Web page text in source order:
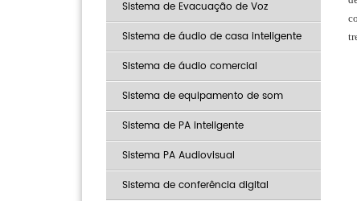
Sistema de Evacuação de Voz
Sistema de áudio de casa inteligente
Sistema de áudio comercial
Sistema de equipamento de som
Sistema de PA inteligente
Sistema PA Audiovisual
Sistema de conferência digital